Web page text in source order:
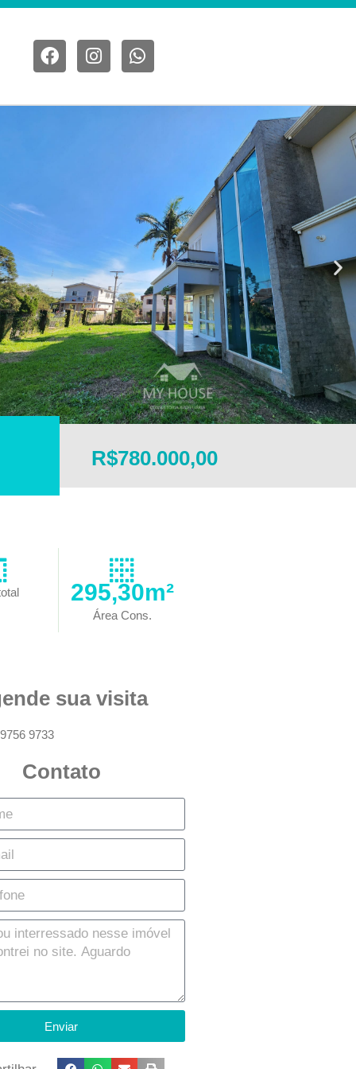
R$780.000,00
295,30m²
Área Cons.
sua visita
9733
Contato
Enviar